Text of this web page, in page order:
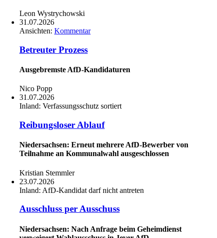
Leon Wystrychowski
31.07.2026
Ansichten: Kommentar
Betreuter Prozess
Ausgebremste AfD-Kandidaturen
Nico Popp
31.07.2026
Inland: Verfassungsschutz sortiert
Reibungsloser Ablauf
Niedersachsen: Erneut mehrere AfD-Bewerber von
Teilnahme an Kommunalwahl ausgeschlossen
Kristian Stemmler
23.07.2026
Inland: AfD-Kandidat darf nicht antreten
Ausschluss per Ausschuss
Niedersachsen: Nach Anfrage beim Geheimdienst